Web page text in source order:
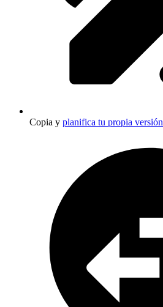
Copia y planifica tu propia versión